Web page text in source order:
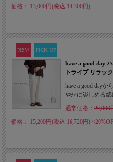
価格： 13,000円(税込 14,300円)
NEW PICK UP
have a good day
トライプ リラッ
have a good day
やかに楽しめる綿
通常価格： 20,900
価格： 15,200円(税込 16,720円)